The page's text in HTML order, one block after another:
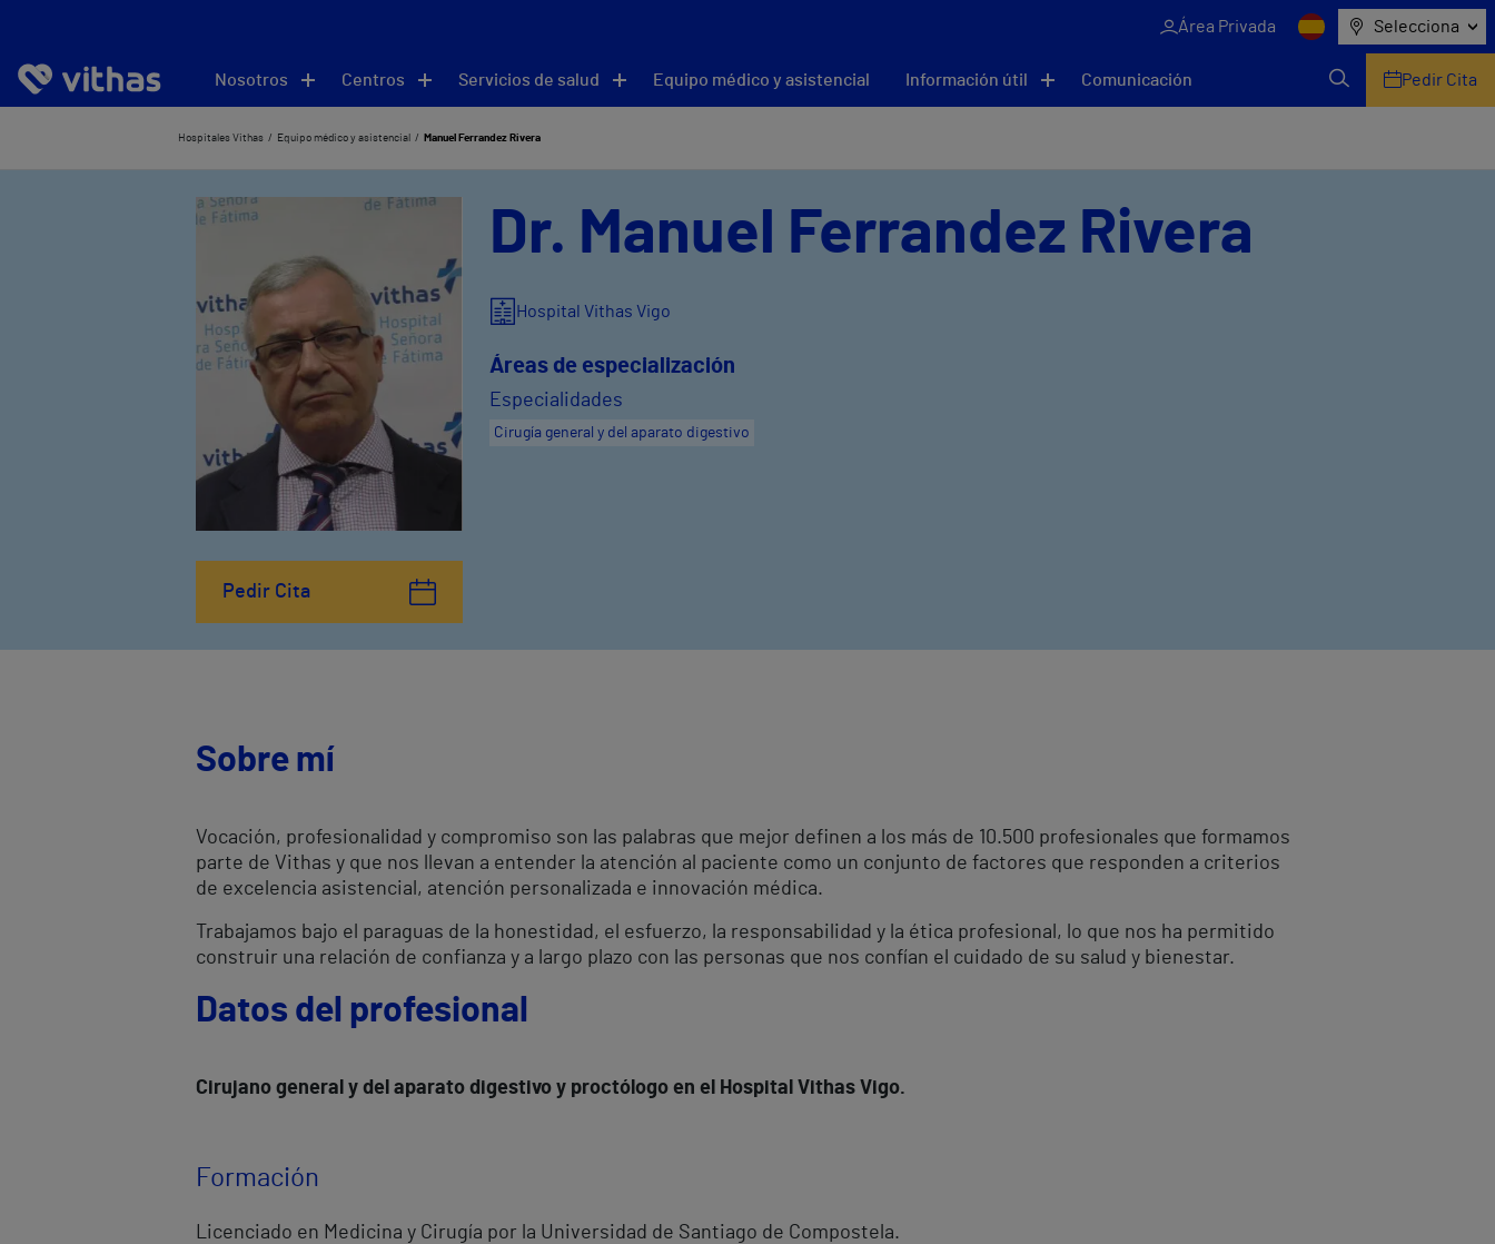
Área Privada Selecciona
Nosotros Centros Servicios de salud Equipo médico y asistencial Información útil Comunicación Pedir Cita
Hospitales Vithas Equipo médico y asistencial Manuel Ferrandez Rivera
Pedir Cita
Dr. Manuel Ferrandez Rivera
Hospital Vithas Vigo
Áreas de especialización
Especialidades
Cirugía general y del aparato digestivo
Sobre mí
Vocación, profesionalidad y compromiso son las palabras que mejor definen a los más de 10.500 profesionales que formamos
parte de Vithas y que nos llevan a entender la atención al paciente como un conjunto de factores que responden a criterios
de excelencia asistencial, atención personalizada e innovación médica.
Trabajamos bajo el paraguas de la honestidad, el esfuerzo, la responsabilidad y la ética profesional, lo que nos ha permitido
construir una relación de confianza y a largo plazo con las personas que nos confían el cuidado de su salud y bienestar.
Datos del profesional
Cirujano general y del aparato digestivo y proctólogo en el Hospital Vithas Vigo.
Formación
Licenciado en Medicina y Cirugía por la Universidad de Santiago de Compostela.